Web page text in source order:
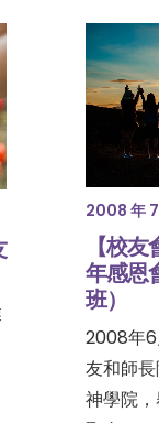
2008 年 7
【校
年感恩
班）
2008年6
友和師
神學院